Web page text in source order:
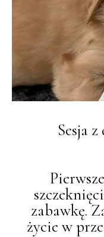
Sesja
zabawkę.
życie w